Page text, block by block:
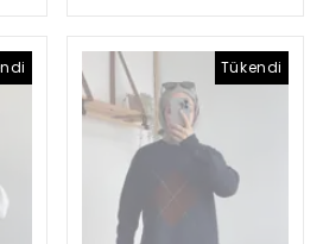
Tükendi